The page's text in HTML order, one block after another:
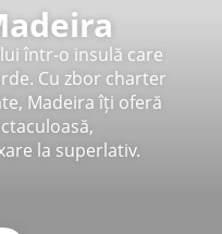
într-o insulă care
Cu zbor charter
Madeira îți oferă
la superlativ.